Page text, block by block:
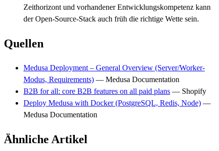
Zeithorizont und vorhandener Entwicklungskompetenz kann
der Open-Source-Stack auch früh die richtige Wette sein.
Quellen
Medusa Deployment – General Overview (Server/Worker-
Modus, Requirements) — Medusa Documentation
B2B for all: core B2B features on all paid plans — Shopify
Deploy Medusa with Docker (PostgreSQL, Redis, Node) —
Medusa Documentation
Ähnliche Artikel